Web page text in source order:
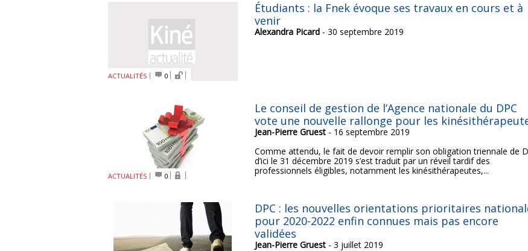
ACTUALITÉS 0
Étudiants : la Fnek évoque ses travaux en cours et à
venir
Alexandra Picard - 30 septembre 2019
ACTUALITÉS 0
Le conseil de gestion de l’Agence nationale du DPC
vote une nouvelle rallonge pour les
Jean-Pierre Gruest - 16 septembre 2019
Comme attendu, le fait de devoir remplir son obligation triennale de
d’ici le 31 décembre 2019 s’est traduit par un réveil tardif des
professionnels éligibles, notamment les kinésithérapeutes,...
DPC : les nouvelles orientations prioritaires
pour 2020-2022 enfin connues mais pas encore
validées
Jean-Pierre Gruest - 3 juillet 2019